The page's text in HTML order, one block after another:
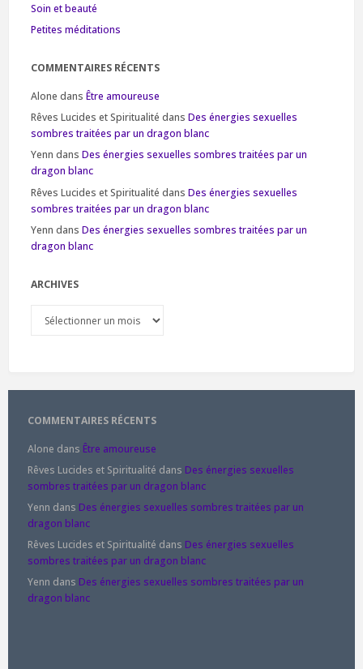
Soin et beauté
Petites méditations
COMMENTAIRES RÉCENTS
Alone dans Être amoureuse
Rêves Lucides et Spiritualité dans Des énergies sexuelles
sombres traitées par un dragon blanc
Yenn dans Des énergies sexuelles sombres traitées par un
dragon blanc
Rêves Lucides et Spiritualité dans Des énergies sexuelles
sombres traitées par un dragon blanc
Yenn dans Des énergies sexuelles sombres traitées par un
dragon blanc
ARCHIVES
COMMENTAIRES RÉCENTS
Alone dans Être amoureuse
Rêves Lucides et Spiritualité dans Des énergies sexuelles
sombres traitées par un dragon blanc
Yenn dans Des énergies sexuelles sombres traitées par un
dragon blanc
Rêves Lucides et Spiritualité dans Des énergies sexuelles
sombres traitées par un dragon blanc
Yenn dans Des énergies sexuelles sombres traitées par un
dragon blanc